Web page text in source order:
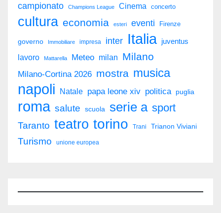
campionato Champions League Cinema concerto
cultura economia esteri eventi Firenze
governo Immobiliare impresa inter Italia juventus
lavoro
Mattarella Meteo milan Milano
Milano-Cortina 2026 mostra musica
napoli Natale papa leone xiv politica puglia
roma salute scuola serie a sport
Taranto teatro torino Trani Trianon Viviani
Turismo unione europea